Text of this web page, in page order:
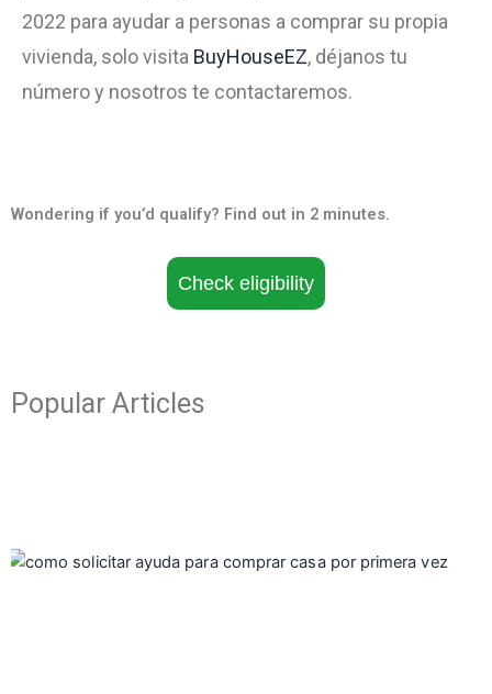
2022 para ayudar a personas a comprar su propia
vivienda, solo visita BuyHouseEZ, déjanos tu
número y nosotros te contactaremos.
Wondering if you’d qualify? Find out in 2 minutes.
Check eligibility
Popular Articles